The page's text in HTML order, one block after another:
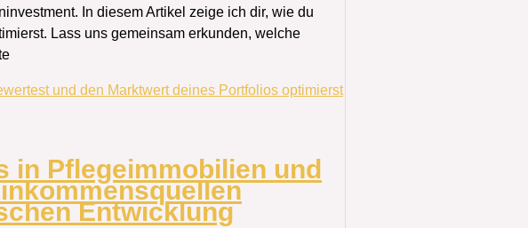
In diesem Artikel zeige ich dir, wie du
Lass uns gemeinsam erkunden, welche
und den Marktwert deines Portfolios optimierst
in Pflegeimmobilien und
Entwicklung